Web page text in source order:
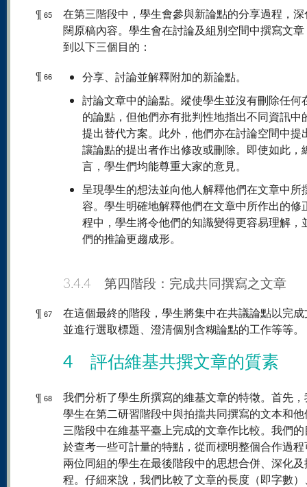
¶ 65
在第三階段中，學生會參與新論點的分享過程，
闊原稿內容。學生會在討論及組別空間中撰寫文
到以下三個目的：
¶ 66
分享、討論並解釋附加的新論點。
討論文章中的論點。縱使學生並沒有刪除任何
的論點，但他們亦有批判性地指出不同資訊中
提出替代方案。此外，他們亦在討論空間中提
讓論點的提出者作出修改或刪除。即使如此，
言，學生們均能尊重大家的意見。
呈現學生的想法並向他人解釋他們在文章中所
容。學生明確地解釋他們在文章中所作出的修
程中，學生將令他們的知識變得更容易理解，
們的推論更趨成形。
3.4.4 第四階段：完成共同撰寫之文章
¶ 67
在這個最終的階段，學生將集中在共議論點以完
並進行選取標題、澄清個別含糊論點的工作等等。
4 評估維基共撰文章的質素
¶ 68
我們分析了學生所撰寫的維基文章的特徵。首先
學生在第二研習階段中與拍擋共同撰寫的文本和
三階段中在維基平臺上完成的文章作比較。我們
於查考一些可計量的特點，從而標明整個合作過
兩位同組的學生在最後階段中的思想合併、深化
程。仔細來說，我們比較了文章的長度（即字數）